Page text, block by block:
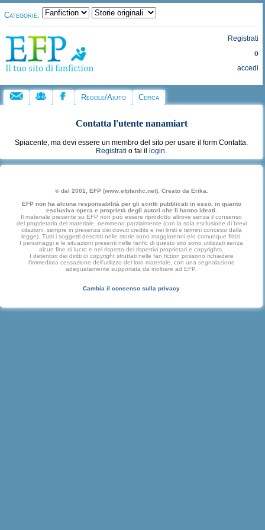
Categorie:
Registrati
o
accedi
Regole/Aiuto Cerca
Contatta l'utente nanamiart
Spiacente, ma devi essere un membro del sito per usare il form Contatta.
Registrati o fai il login.
© dal 2001, EFP (www.efpfanfic.net). Creato da Erika.
EFP non ha alcuna responsabilità per gli scritti pubblicati in esso, in quanto
esclusiva opera e proprietà degli autori che li hanno ideati.
Il materiale presente su EFP non può essere riprodotto altrove senza il consenso
del proprietario del materiale, nemmeno parzialmente (con la sola esclusione di brevi
citazioni, sempre in presenza dei dovuti credits e nei limiti e termini concessi dalla
legge). Tutti i soggetti descritti nelle storie sono maggiorenni e/o comunque fittizi.
I personaggi e le situazioni presenti nelle fanfic di questo sito sono utilizzati senza
alcun fine di lucro e nel rispetto dei rispettivi proprietari e copyrights.
I detentori dei diritti di copyright sfruttati nelle fan fiction possono richiedere
l'immediata cessazione dell'utilizzo del loro materiale, con una segnalazione
adeguatamente supportata da inoltrare ad EFP.
Cambia il consenso sulla privacy